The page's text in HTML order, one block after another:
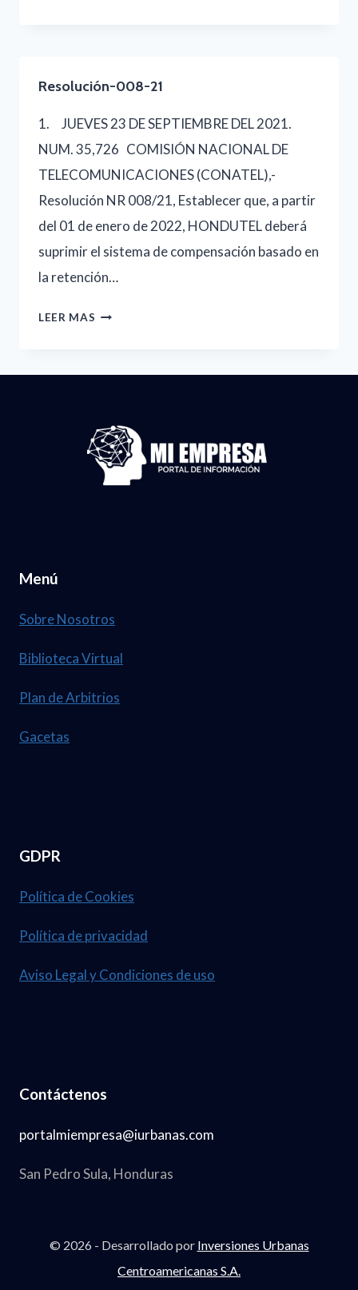
DIFUSIÓN-
CONATEL
Resolución-008-21
1. JUEVES 23 DE SEPTIEMBRE DEL 2021.
NUM. 35,726 COMISIÓN NACIONAL DE
TELECOMUNICACIONES (CONATEL),-
Resolución NR 008/21, Establecer que, a partir
del 01 de enero de 2022, HONDUTEL deberá
suprimir el sistema de compensación basado en
la retención…
LEER MAS RESOLUCIÓN-
Menú
Sobre Nosotros
Biblioteca Virtual
Plan de Arbitrios
Gacetas
GDPR
Política de Cookies
Política de privacidad
Aviso Legal y Condiciones de uso
Contáctenos
portalmiempresa@iurbanas.com
San Pedro Sula, Honduras
© 2026 - Desarrollado por Inversiones Urbanas
Centroamericanas S.A.